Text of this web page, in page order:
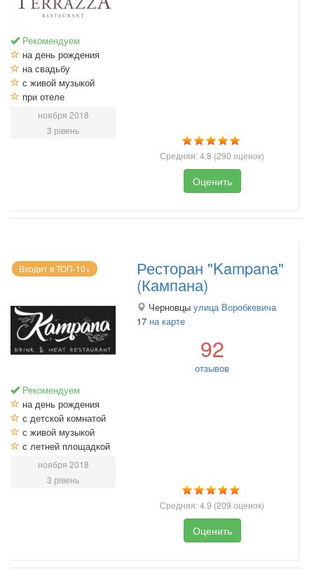
Рекомендуем
на день рождения
на свадьбу
с живой музыкой
при отеле
ноября 2018
3 рівень
Средняя:4.8 (290 оценок)
Оценить
Входит в ТОП-10+
Рекомендуем
на день рождения
с детской комнатой
с живой музыкой
с летней площадкой
ноября 2018
3 рівень
Ресторан "Kampana"
(Кампана)
Черновцы улица Воробкевича
17 на карте
92
отзывов
Средняя:4.9 (209 оценок)
Оценить